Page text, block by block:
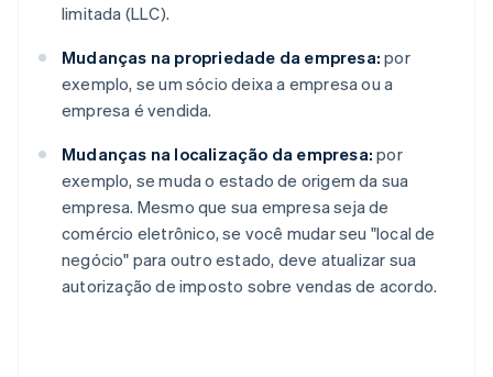
limitada (LLC).
Mudanças na propriedade da empresa: por
exemplo, se um sócio deixa a empresa ou a
empresa é vendida.
Mudanças na localização da empresa: por
exemplo, se muda o estado de origem da sua
empresa. Mesmo que sua empresa seja de
comércio eletrônico, se você mudar seu "local de
negócio" para outro estado, deve atualizar sua
autorização de imposto sobre vendas de acordo.